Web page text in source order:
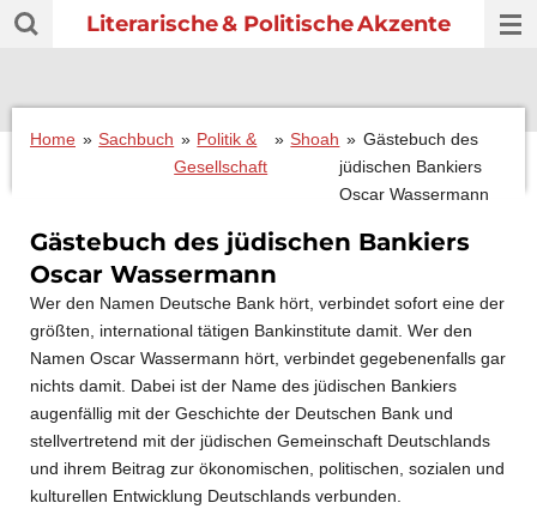
Zum
Hauptinhalt
Literarische& PolitischeAkzente
Home » Sachbuch » Politik &
Gesellschaft
» Shoah » Gästebuch des
jüdischen Bankiers
Oscar Wassermann
Gästebuch des jüdischen Bankiers
Oscar Wassermann
Wer den Namen Deutsche Bank hört, verbindet sofort eine der
größten, international tätigen Bankinstitute damit. Wer den
Namen Oscar Wassermann hört, verbindet gegebenenfalls gar
nichts damit. Dabei ist der Name des jüdischen Bankiers
augenfällig mit der Geschichte der Deutschen Bank und
stellvertretend mit der jüdischen Gemeinschaft Deutschlands
und ihrem Beitrag zur ökonomischen, politischen, sozialen und
kulturellen Entwicklung Deutschlands verbunden.